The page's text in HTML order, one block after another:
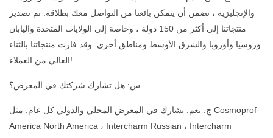
والإنجليزية ، نضمن أن يتمكن بائعنا من التواصل معك بطلاقة. تم تصدير
منتجاتنا إلى أكثر من 150 دولة ، وخاصة إلى الولايات المتحدة واليابان
وروسيا وأوروبا والشرق الأوسط ومناطق أخرى. وقد فازت منتجاتنا بالثناء
العالي من العملاء!
س: هل تشارك شركتك في المعرض؟
ج: نعم. نشارك في المعرض المحلي والدولي كل عام. مثل Cosmoprof
America North America ، Intercharm Russian ، Intercharm